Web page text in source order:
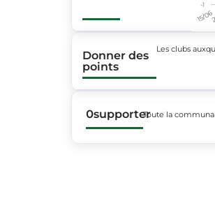
15/06
-1
Donner des
points
Les clubs
0supporterToute la